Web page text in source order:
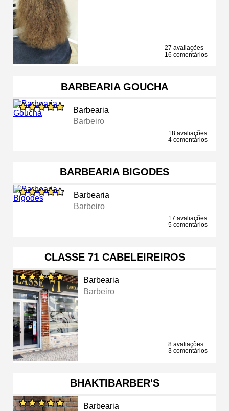
27 avaliações
16 comentários
BARBEARIA GOUCHA
Barbearia
Barbeiro
18 avaliações
4 comentários
BARBEARIA BIGODES
Barbearia
Barbeiro
17 avaliações
5 comentários
CLASSE 71 CABELEIREIROS
Barbearia
Barbeiro
8 avaliações
3 comentários
BHAKTIBARBER'S
Barbearia